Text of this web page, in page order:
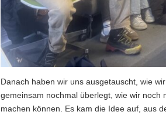
Danach haben wir uns ausgetauscht, wie
gemeinsam nochmal überlegt, wie wir noch
machen können. Es kam die Idee auf, aus